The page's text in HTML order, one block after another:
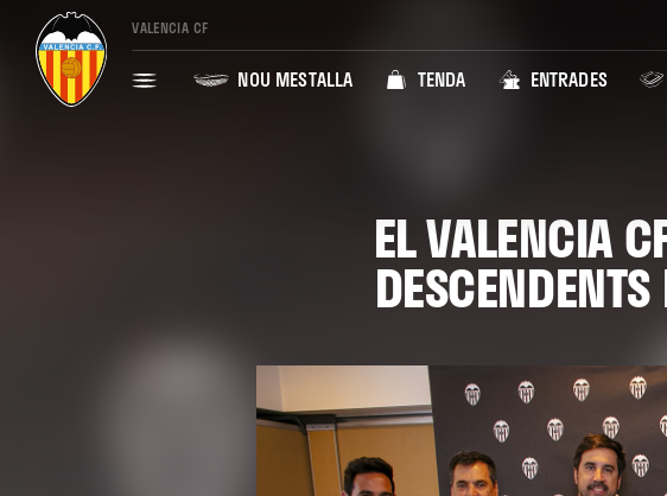
VALENCIA CF
NOU MESTALLA TENDA ENTRADES
EL VALENCIA